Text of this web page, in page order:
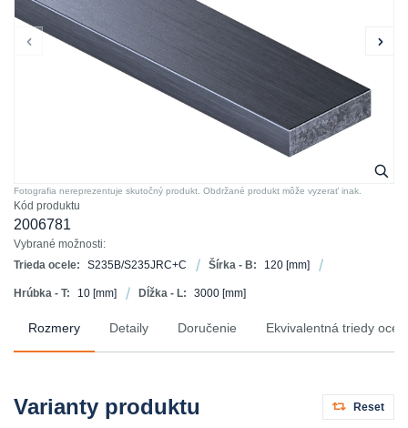
Kód produktu
2006781
Vybrané možnosti:
Trieda ocele:
S235B/S235JRC+C Šírka - B: 120 [mm]
Hrúbka - T: 10 [mm] Dĺžka - L: 3000 [mm]
Fotografia nereprezentuje skutočný produkt. Obdržané produkt môže vyzerať inak.
Rozmery Detaily Doručenie Ekvivalentná triedy ocele
Varianty produktu Reset